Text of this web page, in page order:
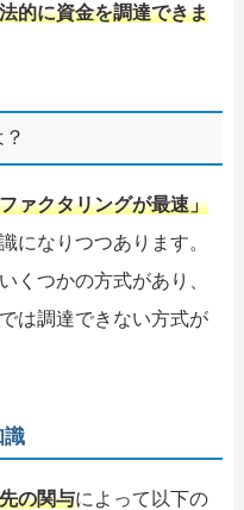
的に資金を調達できま
ァクタリングが最速」
になりつつあります。
くつかの方式があり、
は調達できない方式が
識
の関与によって以下の